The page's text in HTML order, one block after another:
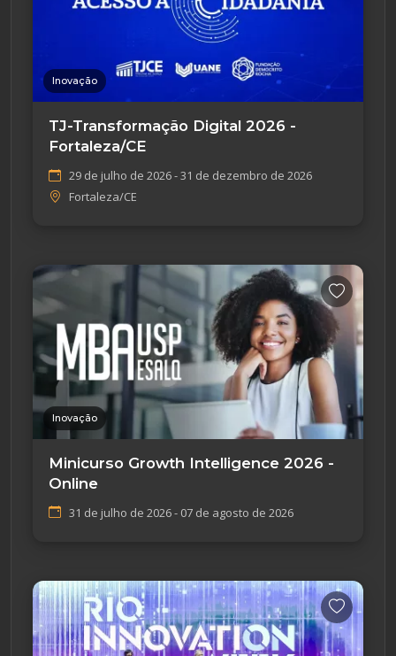
Inovação
TJ-Transformação Digital 2026 -
Fortaleza/CE
29 de julho de 2026 - 31 de dezembro de 2026
Fortaleza/CE
Inovação
Minicurso Growth Intelligence 2026 -
Online
31 de julho de 2026 - 07 de agosto de 2026